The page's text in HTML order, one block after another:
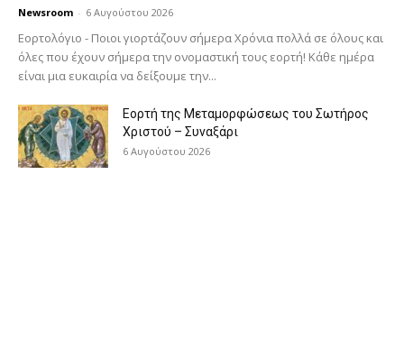
Newsroom - 6 Αυγούστου 2026
Εορτολόγιο - Ποιοι γιορτάζουν σήμερα Χρόνια πολλά σε όλους και
όλες που έχουν σήμερα την ονομαστική τους εορτή! Κάθε ημέρα
είναι μια ευκαιρία να δείξουμε την...
Εορτή της Μεταμορφώσεως του Σωτήρος
Χριστού – Συναξάρι
6 Αυγούστου 2026